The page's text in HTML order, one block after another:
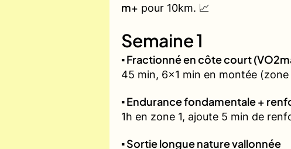
m+ pour 10km. 📈
Semaine 1
▪️ Fractionné en côte court
45 min, 6x1 min en montée
▪️ Endurance fondamentale +
1h en zone 1, ajoute 5 min de
▪️ Sortie longue nature vallonnée